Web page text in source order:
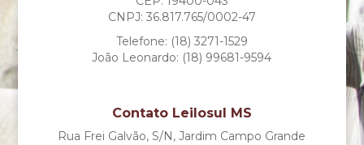
CNPJ: 36.817.765/0002-47
Telefone: (18) 3271-1529
João Leonardo: (18) 99681-9594
Contato Leilosul MS
Rua Frei Galvão, S/N, Jardim Campo Grande